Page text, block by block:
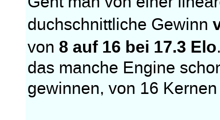
duchschnittliche Gewinn
von 8 auf 16 bei 17.3 Elo
das manche Engine
gewinnen, von 16